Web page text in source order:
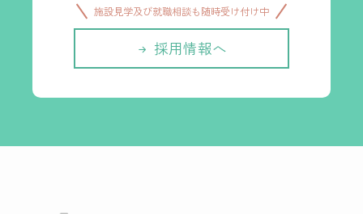
施設見学及び就職相談も随時受け付け中
採用情報へ